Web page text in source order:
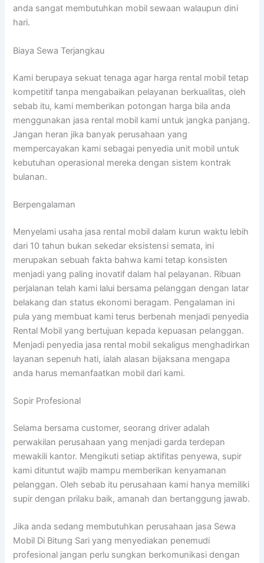
anda sangat membutuhkan mobil sewaan walaupun dini
hari.
Biaya Sewa Terjangkau
Kami berupaya sekuat tenaga agar harga rental mobil tetap
kompetitif tanpa mengabaikan pelayanan berkualitas, oleh
sebab itu, kami memberikan potongan harga bila anda
menggunakan jasa rental mobil kami untuk jangka panjang.
Jangan heran jika banyak perusahaan yang
mempercayakan kami sebagai penyedia unit mobil untuk
kebutuhan operasional mereka dengan sistem kontrak
bulanan.
Berpengalaman
Menyelami usaha jasa rental mobil dalam kurun waktu lebih
dari 10 tahun bukan sekedar eksistensi semata, ini
merupakan sebuah fakta bahwa kami tetap konsisten
menjadi yang paling inovatif dalam hal pelayanan. Ribuan
perjalanan telah kami lalui bersama pelanggan dengan latar
belakang dan status ekonomi beragam. Pengalaman ini
pula yang membuat kami terus berbenah menjadi penyedia
Rental Mobil yang bertujuan kepada kepuasan pelanggan.
Menjadi penyedia jasa rental mobil sekaligus menghadirkan
layanan sepenuh hati, ialah alasan bijaksana mengapa
anda harus memanfaatkan mobil dari kami.
Sopir Profesional
Selama bersama customer, seorang driver adalah
perwakilan perusahaan yang menjadi garda terdepan
mewakili kantor. Mengikuti setiap aktifitas penyewa, supir
kami dituntut wajib mampu memberikan kenyamanan
pelanggan. Oleh sebab itu perusahaan kami hanya memiliki
supir dengan prilaku baik, amanah dan bertanggung jawab.
Jika anda sedang membutuhkan perusahaan jasa Sewa
Mobil Di Bitung Sari yang menyediakan penemudi
profesional jangan perlu sungkan berkomunikasi dengan